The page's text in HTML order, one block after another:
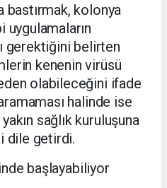
bastırmak, kolonya
gerektiğini belirten
kenenin virüsü
olabileceğini ifade
halinde ise
sağlık kuruluşuna
dile getirdi.
başlayabiliyor